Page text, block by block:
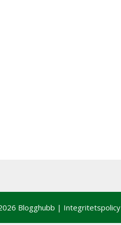
Blogghubb | Integritetspolicy